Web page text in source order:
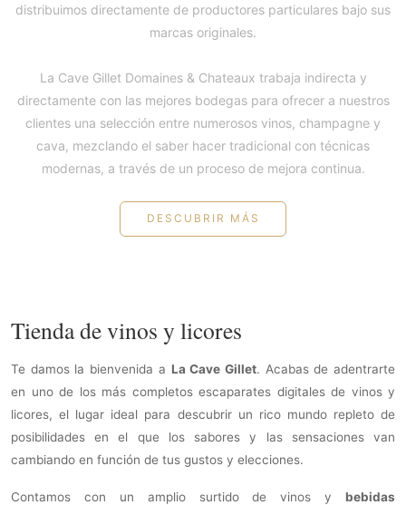
distribuimos directamente de productores particulares bajo sus
marcas originales.
La Cave Gillet Domaines & Chateaux trabaja indirecta y
directamente con las mejores bodegas para ofrecer a nuestros
clientes una selección entre numerosos vinos, champagne y
cava, mezclando el saber hacer tradicional con técnicas
modernas, a través de un proceso de mejora continua.
DESCUBRIR MÁS
Tienda de vinos y licores
Te damos la bienvenida a La Cave Gillet. Acabas de adentrarte
en uno de los más completos escaparates digitales de vinos y
licores, el lugar ideal para descubrir un rico mundo repleto de
posibilidades en el que los sabores y las sensaciones van
cambiando en función de tus gustos y elecciones.
Contamos con un amplio surtido de vinos y bebidas